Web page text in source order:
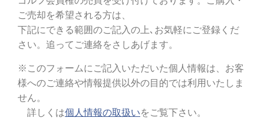
【通常料金】300,000円（税込）→【減額料金】
110,000円（税込）
平日会員
【通常料金】150,000円（税込）→【減額料金】66,000
円（税込）
令和5年12月31日まで名義書換料減額キャンペーンを